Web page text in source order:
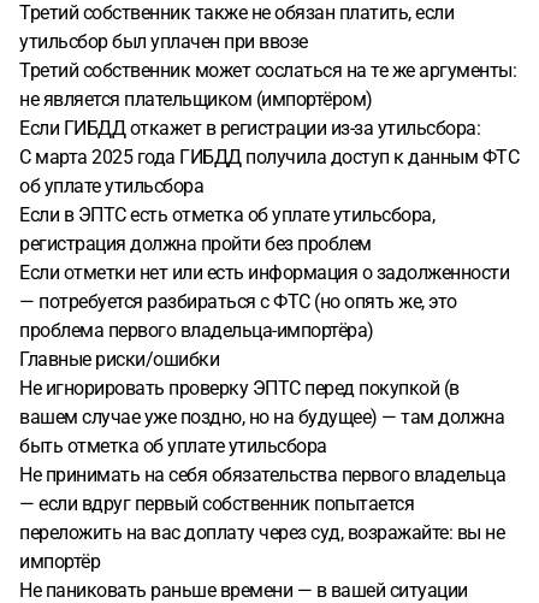
Третий собственник также не обязан платить, если
утильсбор был уплачен при ввозе
Третий собственник может сослаться на те же аргументы:
не является плательщиком (импортёром)
Если ГИБДД откажет в регистрации из-за утильсбора:
С марта 2025 года ГИБДД получила доступ к данным ФТС
об уплате утильсбора
Если в ЭПТС есть отметка об уплате утильсбора,
регистрация должна пройти без проблем
Если отметки нет или есть информация о задолженности
— потребуется разбираться с ФТС (но опять же, это
проблема первого владельца-импортёра)
Главные риски/ошибки
Не игнорировать проверку ЭПТС перед покупкой (в
вашем случае уже поздно, но на будущее) — там должна
быть отметка об уплате утильсбора
Не принимать на себя обязательства первого владельца
— если вдруг первый собственник попытается
переложить на вас доплату через суд, возражайте: вы не
импортёр
Не паниковать раньше времени — в вашей ситуации